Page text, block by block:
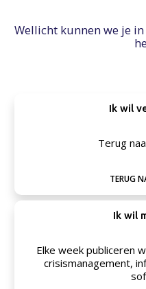
Wellicht kunnen we je
Ik wil
Terug
TERUG
Ik wil
Elke week publiceren
crisismanagement,